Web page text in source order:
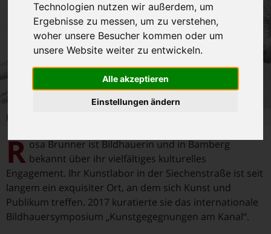
Technologien nutzen wir außerdem, um
Ergebnisse zu messen, um zu verstehen,
woher unsere Besucher kommen oder um
unsere Website weiter zu entwickeln.
Alle akzeptieren
Einstellungen ändern
Rosa Brunner - Foto: Elke Doer
R osa Brunner ist Bildhauerin und in Bamberg
bekannt über ihr vielfältiges kulturelles
Engagement. Ihr Kunstlabor in der Siechenstraße ist seit
langem ein exquisiter Ort, an dem sich Kunst und
Publikum treffen. 2017 kuratierte sie das internationale
Bildhauersymposium „Kunstgegegnungen am Kanal“.